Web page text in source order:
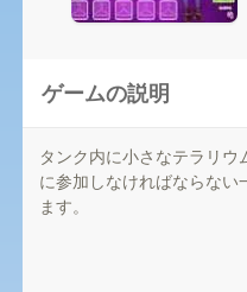
ゲームの説明
タンク内に小さなテラリ
に参加しなければならな
ます。